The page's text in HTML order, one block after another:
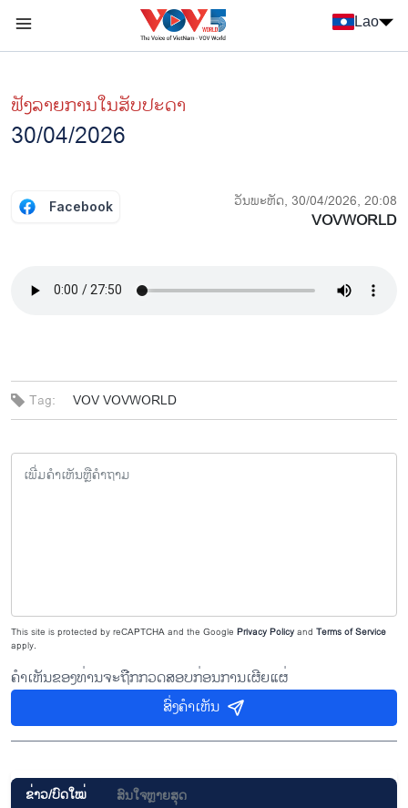
Lao
ຟັງລາຍການໃນສັບປະດາ
30/04/2026
Facebook ວັນພະຫັດ, 30/04/2026, 20:08
VOVWORLD
Tag: VOVVOVWORLD
This site is protected by reCAPTCHA and the Google Privacy Policyand Terms of Service
apply.
ຄຳເຫັນຂອງທ່ານຈະຖືກກວດສອບກ່ອນການເຜີຍແຜ່
ສົ່ງຄຳເຫັນ
ຂ່າວ/ບົດ​ໃໝ່ ສົນ​ໃຈ​ຫຼາຍ​ສຸດ